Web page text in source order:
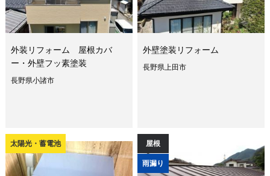
外装リフォーム 屋根カバ
ー・外壁フッ素塗装
長野県小諸市
外壁塗装リフォーム
長野県上田市
太陽光・蓄電池 屋根
雨漏り